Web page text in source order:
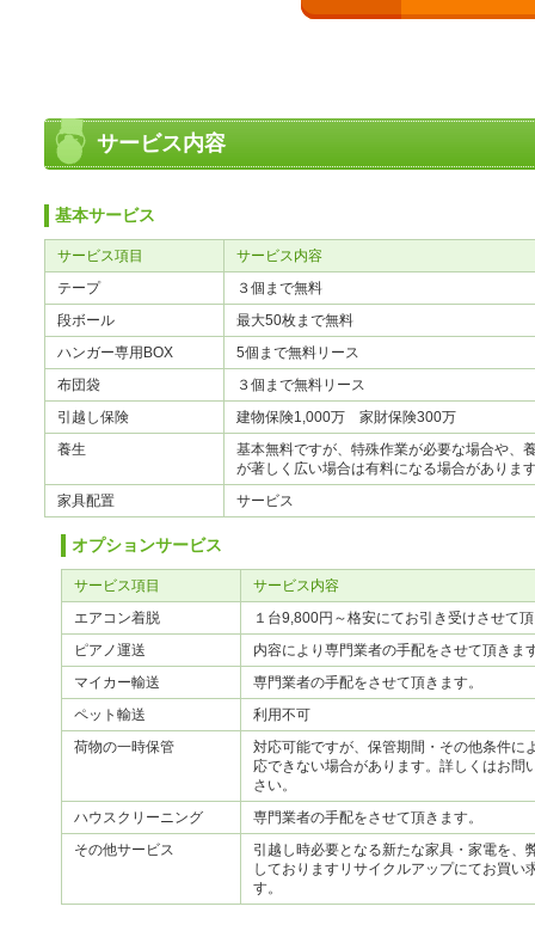
サービス内容
基本サービス
サービス項目
サービス内容
テープ
３個まで無料
段ボール
最大50枚まで無料
ハンガー専用BOX
5個まで無料リース
布団袋
３個まで無料リース
引越し保険
建物保険1,000万 家財保険300万
養生
基本無料ですが、特殊作業が必要な場合や、
が著しく広い場合は有料になる場合がありま
家具配置
サービス
オプションサービス
サービス項目
サービス内容
エアコン着脱
１台9,800円～格安にてお引き受けさせて
ピアノ運送
内容により専門業者の手配をさせて頂きま
マイカー輸送
専門業者の手配をさせて頂きます。
ペット輸送
利用不可
荷物の一時保管
対応可能ですが、保管期間・その他条件に
応できない場合があります。詳しくはお問
さい。
ハウスクリーニング
専門業者の手配をさせて頂きます。
その他サービス
引越し時必要となる新たな家具・家電を、
しておりますリサイクルアップにてお買い
す。